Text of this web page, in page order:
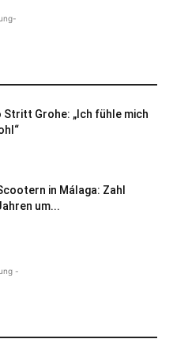
Stritt Grohe: „Ich fühle mich
in Málaga: Zahl
um...
-